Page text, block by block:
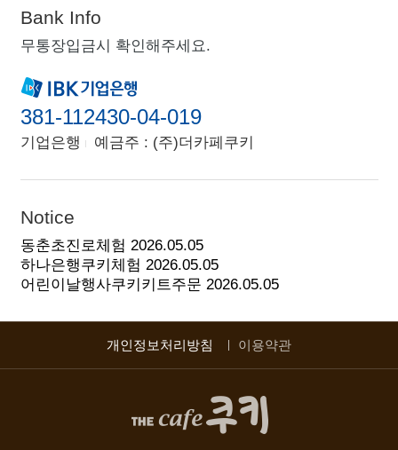
Bank Info
무통장입금시 확인해주세요.
381-112430-04-019
기업은행 예금주 : (주)더카페쿠키
Notice
동춘초진로체험 2026.05.05
하나은행쿠키체험 2026.05.05
어린이날행사쿠키키트주문 2026.05.05
개인정보처리방침 이용약관